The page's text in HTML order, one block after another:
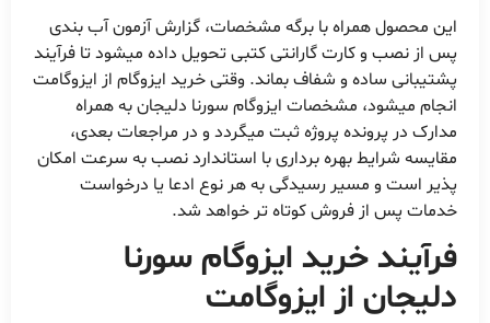
این محصول همراه با برگه مشخصات، گزارش آزمون آب بندی
پس از نصب و کارت گارانتی کتبی تحویل داده میشود تا فرآیند
پشتیبانی ساده و شفاف بماند. وقتی خرید ایزوگام از ایزوگامت
انجام میشود، مشخصات ایزوگام سورنا دلیجان به همراه
مدارک در پرونده پروژه ثبت میگردد و در مراجعات بعدی،
مقایسه شرایط بهره برداری با استاندارد نصب به سرعت امکان
پذیر است و مسیر رسیدگی به هر نوع ادعا یا درخواست
خدمات پس از فروش کوتاه تر خواهد شد.
فرآیند خرید ایزوگام سورنا
دلیجان از ایزوگامت